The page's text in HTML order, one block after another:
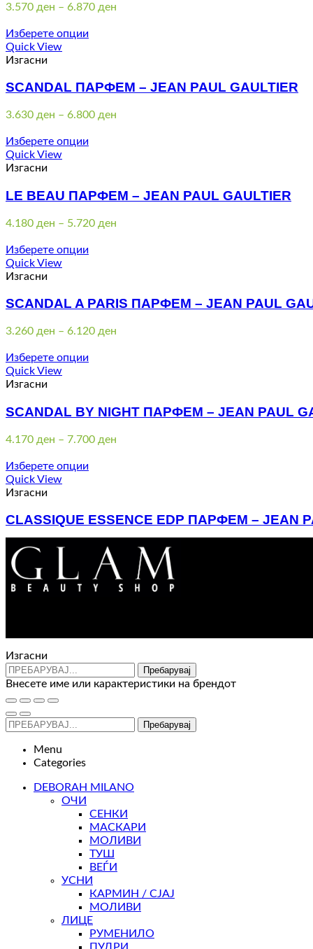
3.570 ден – 6.870 ден
Изберете опции
Quick View
Изгасни
SCANDAL ПАРФЕМ – JEAN PAUL GAULTIER
3.630 ден – 6.800 ден
Изберете опции
Quick View
Изгасни
LE BEAU ПАРФЕМ – JEAN PAUL GAULTIER
4.180 ден – 5.720 ден
Изберете опции
Quick View
Изгасни
SCANDAL A PARIS ПАРФЕМ – JEAN PAUL
3.260 ден – 6.120 ден
Изберете опции
Quick View
Изгасни
SCANDAL BY NIGHT ПАРФЕМ – JEAN PAUL
4.170 ден – 7.700 ден
Изберете опции
Quick View
Изгасни
CLASSIQUE ESSENCE EDP ПАРФЕМ – JEAN
3.620ден – ден
Price
range:
3.620 ден
through
Изгасни
Пребарувај
Внесете име или карактеристики на брендот
Пребарувај
Menu
Categories
DEBORAH MILANO
ОЧИ
СЕНКИ
МАСКАРИ
МОЛИВИ
ТУШ
ВЕЃИ
УСНИ
КАРМИН / СЈАЈ
МОЛИВИ
ЛИЦЕ
РУМЕНИЛО